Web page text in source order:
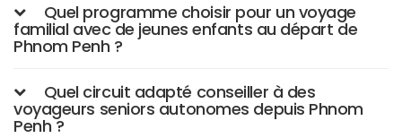
Quel programme choisir pour un voyage
familial avec de jeunes enfants au départ de
Phnom Penh ?
Quel circuit adapté conseiller à des
voyageurs seniors autonomes depuis Phnom
Penh ?